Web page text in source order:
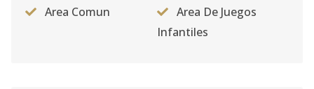
Area Comun
Area De Juegos
Infantiles